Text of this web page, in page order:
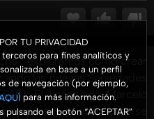
TU PRIVACIDAD
para fines analíticos y
en base a un perfil
de navegación (por ejemplo,
para más información.
el botón “ACEPTAR”
exploramos cómo crear
las nuevas Sociedades
El licenciado Marcelo
empresas pueden crearse